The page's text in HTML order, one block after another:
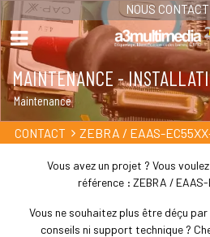
NOUS
MAINTENANCE -
Maintenance
CONTACT ZEBRA / EAAS-
Vous avez un projet ? Vous
référence : ZEBRA /
Vous ne souhaitez plus être déçu
conseils ni support technique ?